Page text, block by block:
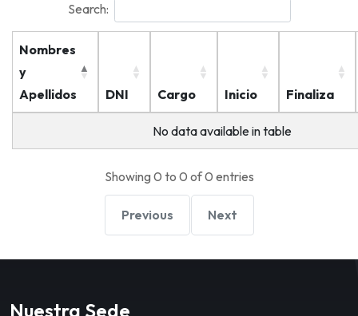
Search:
Nombres
y
Apellidos
DNI Cargo Inicio Finaliza
No data available in table
Showing 0 to 0 of 0 entries
Previous Next
Nuestra Sede